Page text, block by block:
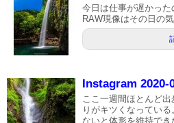
今日は仕事が遅かった
RAW現像はその日の
Instagram 2020-
ここ一週間ほとんど
りがキツくなってい
ないと体形を維持でき